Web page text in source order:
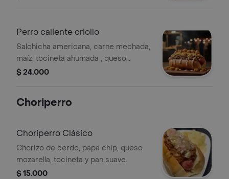
Perro caliente criollo
Salchicha americana, carne mechada,
maíz, tocineta ahumada , queso
fundido y pan suave.
$ 24.000
Choriperro
Choriperro Clásico
Chorizo de cerdo, papa chip, queso
mozarella, tocineta y pan suave.
$ 15.000